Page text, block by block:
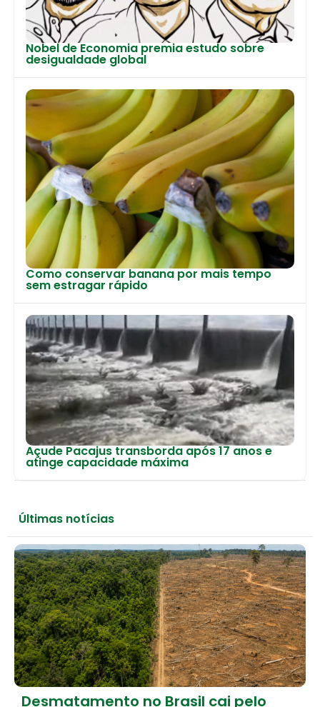
Nobel de Economia premia estudo sobre
desigualdade global
Como conservar banana por mais tempo
sem estragar rápido
Açude Pacajus transborda após 17 anos e
atinge capacidade máxima
Últimas notícias
Desmatamento no Brasil cai pelo